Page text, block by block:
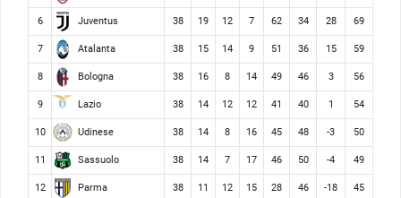
6 Juventus 38 19 12 7 62 34 28 69
7 Atalanta 38 15 14 9 51 36 15 59
8 Bologna 38 16 8 14 49 46 3 56
9 Lazio 38 14 12 12 41 40 1 54
10 Udinese 38 14 8 16 45 48 -3 50
11 Sassuolo 38 14 7 17 46 50 -4 49
12 Parma 38 11 12 15 28 46 -18 45